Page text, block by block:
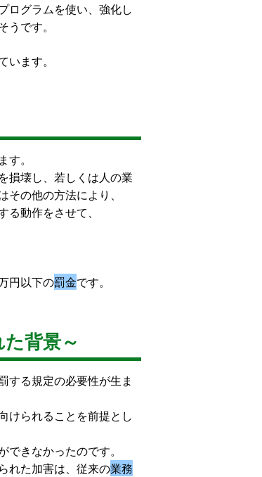
ログラムを使い、強化し
です。
ます。
。
損壊し、若しくは人の業
の他の方法により、
動作をさせて、
円以下の罰金です。
背景～
する規定の必要性が生ま
けられることを前提とし
できなかったのです。
れた加害は、従来の業務